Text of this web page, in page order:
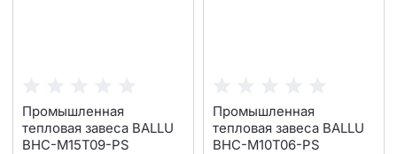
Промышленная
тепловая завеса BALLU
BHC-M15T09-PS
Промышленная
тепловая завеса BALLU
BHC-M10T06-PS